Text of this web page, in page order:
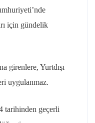
için gündelik
girenlere, Yurtdışı
uygulanmaz.
tarihinden geçerli